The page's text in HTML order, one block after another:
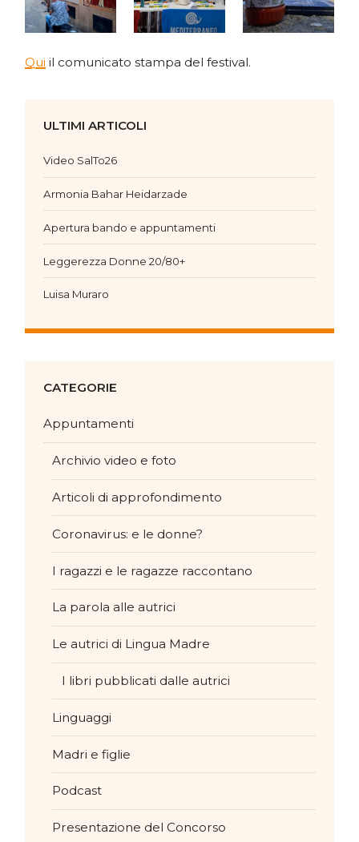
Qui il comunicato stampa del festival.
ULTIMI ARTICOLI
Video SalTo26
Armonia Bahar Heidarzade
Apertura bando e appuntamenti
Leggerezza Donne 20/80+
Luisa Muraro
CATEGORIE
Appuntamenti
Archivio video e foto
Articoli di approfondimento
Coronavirus: e le donne?
I ragazzi e le ragazze raccontano
La parola alle autrici
Le autrici di Lingua Madre
I libri pubblicati dalle autrici
Linguaggi
Madri e figlie
Podcast
Presentazione del Concorso